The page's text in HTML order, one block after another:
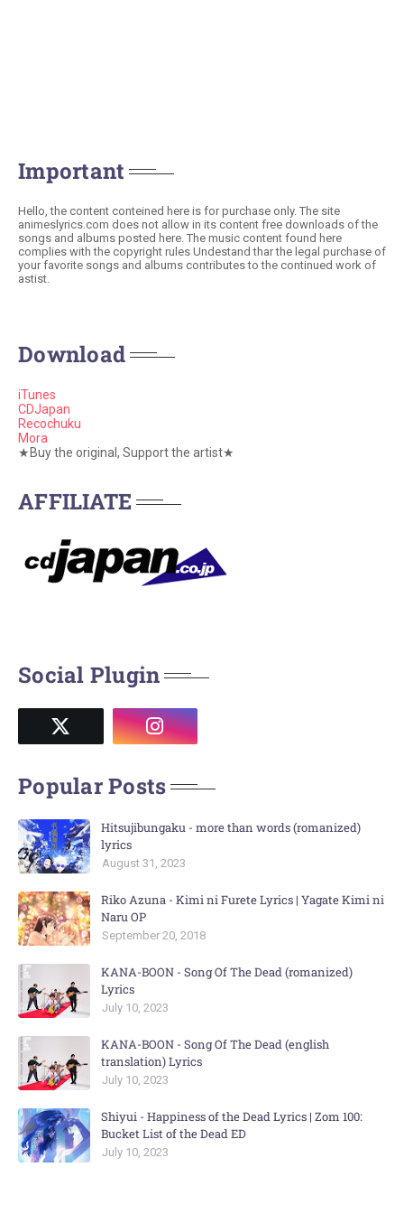
Important
Hello, the content conteined here is for purchase only. The site
animeslyrics.com does not allow in its content free downloads of the
songs and albums posted here. The music content found here
complies with the copyright rules Undestand thar the legal purchase of
your favorite songs and albums contributes to the continued work of
astist.
Download
iTunes
CDJapan
Recochuku
Mora
★Buy the original, Support the artist★
AFFILIATE
Social Plugin
Popular Posts
Hitsujibungaku - more than words (romanized)
lyrics
August 31, 2023
Riko Azuna - Kimi ni Furete Lyrics | Yagate Kimi ni
Naru OP
September 20, 2018
KANA-BOON - Song Of The Dead (romanized)
Lyrics
July 10, 2023
KANA-BOON - Song Of The Dead (english
translation) Lyrics
July 10, 2023
Shiyui - Happiness of the Dead Lyrics | Zom 100:
Bucket List of the Dead ED
July 10, 2023